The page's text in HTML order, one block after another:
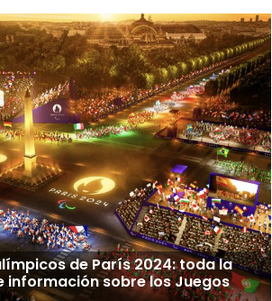
de París 2024: toda la
información sobre los Juegos